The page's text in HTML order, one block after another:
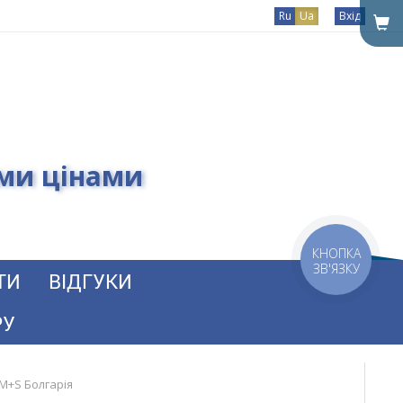
Ru Ua Вхід
цінами
ВІДГУКИ
Болгарія
КНОПКА
ЗВ'ЯЗКУ